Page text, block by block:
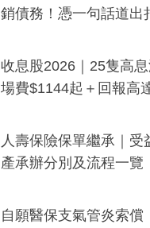
銷債務！憑一句話道出
一度被誤當詐騙手段
收息股2026｜25隻高息
場費$1144起＋回報高
人壽保險保單繼承｜受
產承辦分別及流程一覽
自願醫保支氣管炎索償